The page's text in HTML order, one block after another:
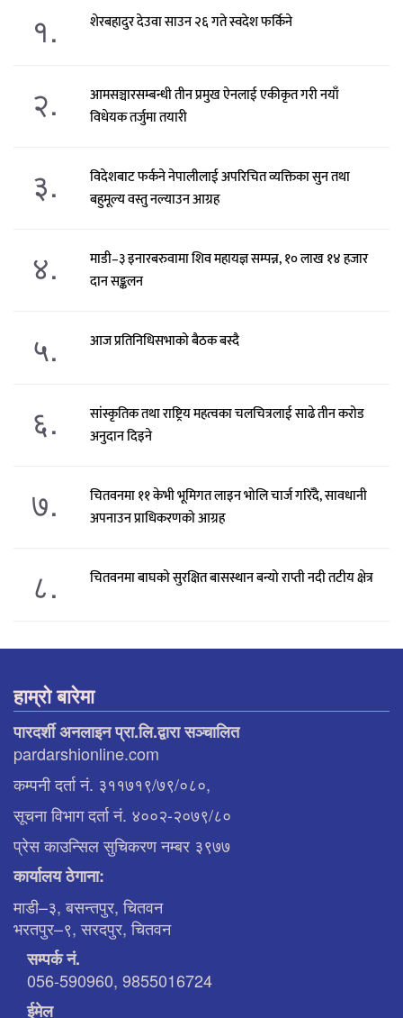
१. शेरबहादुर देउवा साउन २६ गते स्वदेश फर्किने
२.
आमसञ्चारसम्बन्धी तीन प्रमुख ऐनलाई एकीकृत गरी नयाँ
विधेयक तर्जुमा तयारी
३.
विदेशबाट फर्कने नेपालीलाई अपरिचित व्यक्तिका सुन तथा
बहुमूल्य वस्तु नल्याउन आग्रह
४.
माडी–३ इनारबरुवामा शिव महायज्ञ सम्पन्न, १० लाख १४ हजार
दान सङ्कलन
५. आज प्रतिनिधिसभाको बैठक बस्दै
६.
सांस्कृतिक तथा राष्ट्रिय महत्वका चलचित्रलाई साढे तीन करोड
अनुदान दिइने
७.
चितवनमा ११ केभी भूमिगत लाइन भोलि चार्ज गरिँदै, सावधानी
अपनाउन प्राधिकरणको आग्रह
८. चितवनमा बाघको सुरक्षित बासस्थान बन्यो राप्ती नदी तटीय क्षेत्र
हाम्रो बारेमा
पारदर्शी अनलाइन प्रा.लि.द्वारा सञ्चालित
pardarshionline.com
कम्पनी दर्ता नं. ३११७१९/७९/०८०,
सूचना विभाग दर्ता नं. ४००२-२०७९/८०
प्रेस काउन्सिल सुचिकरण नम्बर ३९७७
कार्यालय ठेगाना:
माडी–३, बसन्तपुर, चितवन
भरतपुर–९, सरदपुर, चितवन
सम्पर्क नं.
056-590960, 9855016724
ईमेल